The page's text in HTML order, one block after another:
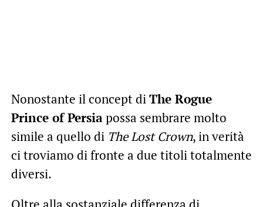
Nonostante il concept diThe Rogue
Prince of Persiapossa sembrare molto
simile a quello di The Lost Crown, in verità
ci troviamo di fronte a due titoli totalmente
diversi.